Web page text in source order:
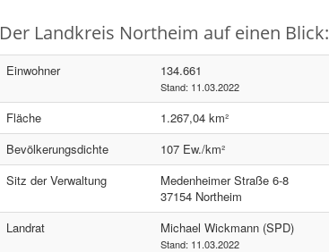
Der Landkreis Northeim auf einen Blick:
Einwohner 134.661
Stand: 11.03.2022
Fläche
1.267,04 km²
Bevölkerungsdichte
107 Ew./km²
Sitz der Verwaltung
Medenheimer Straße 6-8
37154 Northeim
Landrat
Michael Wickmann (SPD)
Stand: 11.03.2022